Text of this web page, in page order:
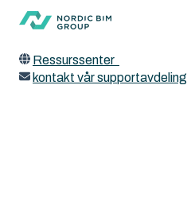
MacOS og Windows
ArchiFrame
Ressurssenter
kontakt vår supportavdeling